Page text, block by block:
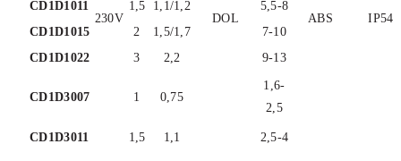
230V DOL ABS IP54
CD1D1011 1,5 1,1/1,2
5,5-8
CD1D1015
2 1,5/1,7
7-10
CD1D1022
3 2,2 9-13
CD1D3007 1 0,75
1,6-
2,5
CD1D3011 1,5 1,1 2,5-4